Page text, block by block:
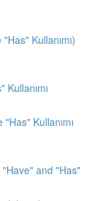
Kullanımı)
Kullanımı
"Have" and "Has"